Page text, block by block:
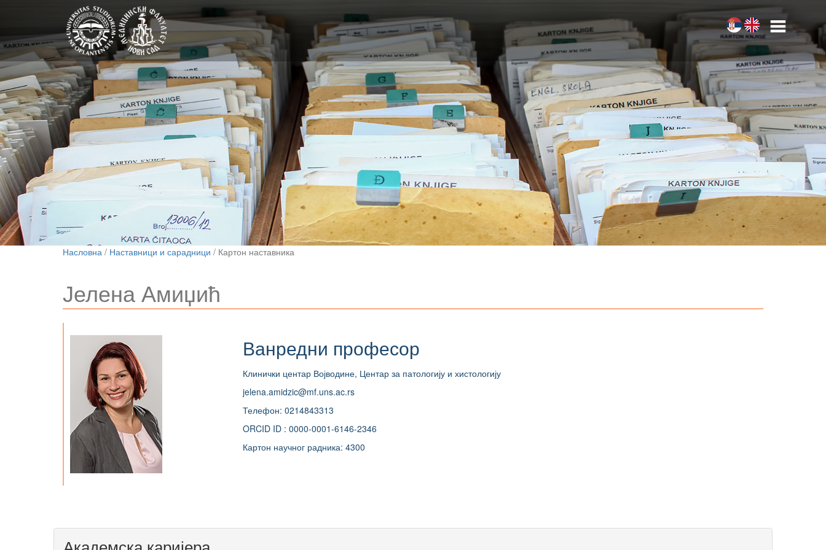
Насловна / Наставници и сарадници / Картон наставника
Јелена Амиџић
Ванредни професор
Клинички центар Војводине, Центар за патологију и хистологију
jelena.amidzic@mf.uns.ac.rs
Телефон: 0214843313
ORCID ID : 0000-0001-6146-2346
Картон научног радника: 4300